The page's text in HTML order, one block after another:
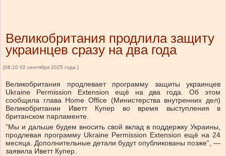
Великобритания продлила защиту
украинцев сразу на два года
[08:10 02 сентября 2025 года ]
Великобритания продлевает программу защиты украинцев
Ukraine Permission Extension ещё на два года. Об этом
сообщила глава Home Office (Министерства внутренних дел)
Великобритании Иветт Купер во время выступления в
британском парламенте.
“Мы и дальше будем вносить свой вклад в поддержку Украины,
продлевая программу Ukraine Permission Extension ещё на 24
месяца. Дополнительные детали будут опубликованы позже”, —
заявила Иветт Купер.